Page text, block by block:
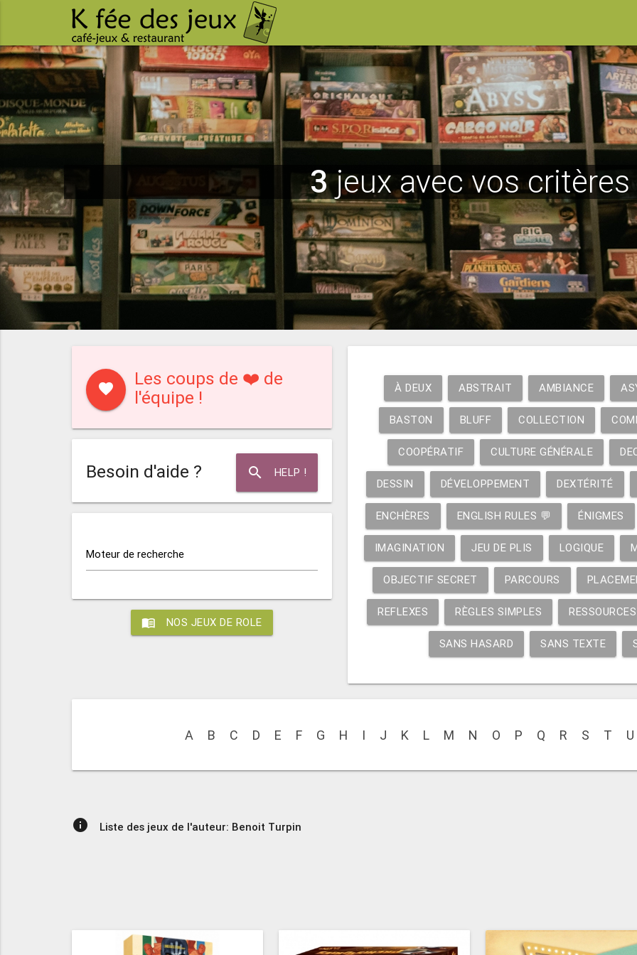
3jeux avec vos critères
favorite
Les coups de ❤️ de
l'équipe !
search HELP !
Besoin d'aide ?
Moteur de recherche
menu_book NOS JEUX DE ROLE
À DEUX ABSTRAIT AMBIANCE
BASTON BLUFF COLLECTION
COOPÉRATIF CULTURE GÉNÉRALE
DESSIN DÉVELOPPEMENT DEXTÉRITÉ
ENCHÈRES ENGLISH RULES 💬 ÉNIGMES
IMAGINATION JEU DE PLIS LOGIQUE
OBJECTIF SECRET PARCOURS
REFLEXES RÈGLES SIMPLES RESSOURCES
SANS HASARD SANS TEXTE
A B C D E F G H I J K L M N O P Q R S T U
info Liste des jeux de l'auteur: Benoit Turpin